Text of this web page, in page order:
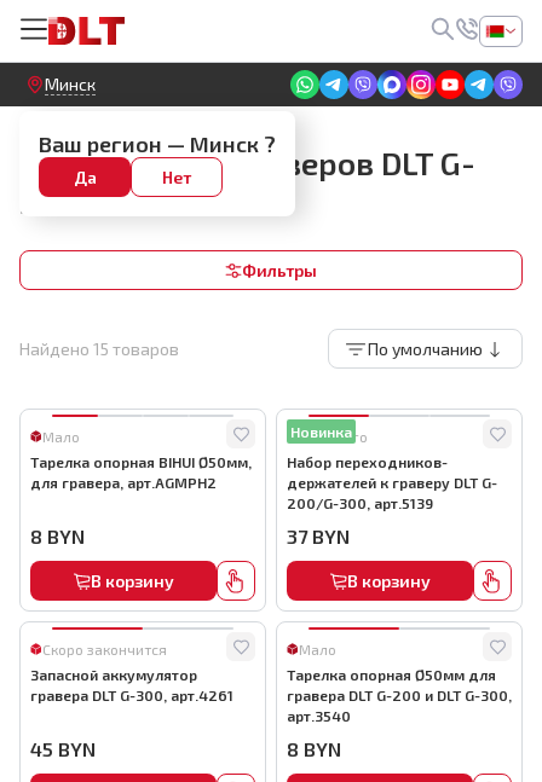
Круглосуточный! Прием заявок на сайте
Минск
Ваш регион — Минск ?
Да Нет
Запчасти для граверов
Запчасти для граверов DLT G-
300
Фильтры
Найдено 15 товаров По умолчанию
Мало
Тарелка опорная BIHUI Ø50мм,
для гравера, арт.AGMPH2
8 BYN
В корзину
Много
Новинка
Набор переходников-
держателей к граверу DLT G-
200/G-300, арт.5139
37 BYN
В корзину
Скоро закончится
Запасной аккумулятор
гравера DLT G-300, арт.4261
45 BYN
Мало
Тарелка опорная Ø50мм для
гравера DLT G-200 и DLT G-300,
арт.3540
8 BYN